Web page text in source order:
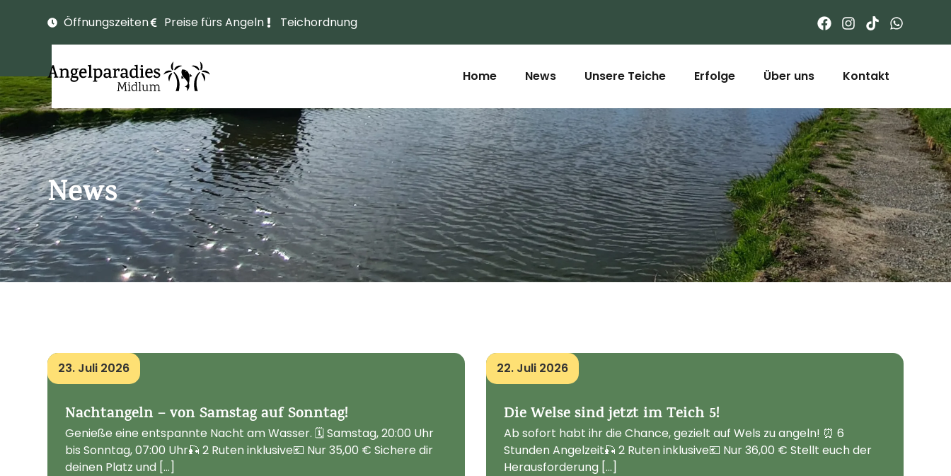
Öffnungszeiten Preise fürs Angeln Teichordnung
Home News Unsere Teiche Erfolge Über uns Kontakt
News
23. Juli 2026
Nachtangeln – von Samstag auf Sonntag!
Genieße eine entspannte Nacht am Wasser. 🗓 Samstag, 20:00 Uhr
bis Sonntag, 07:00 Uhr🎣 2 Ruten inklusive💶 Nur 35,00 € Sichere dir
deinen Platz und [...]
22. Juli 2026
Die Welse sind jetzt im Teich 5!
Ab sofort habt ihr die Chance, gezielt auf Wels zu angeln! ⏰ 6
Stunden Angelzeit🎣 2 Ruten inklusive💶 Nur 36,00 € Stellt euch der
Herausforderung [...]